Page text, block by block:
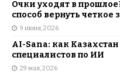
Очки уходят в
способ вернуть четкое
9 июня, 2026
AI-Sana: как
специалистов по ИИ
29 мая, 2026